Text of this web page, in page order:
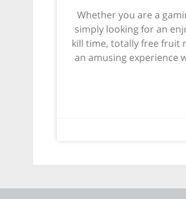
Whether you are a
simply looking for an
kill time, totally free fruit
an amusing experience